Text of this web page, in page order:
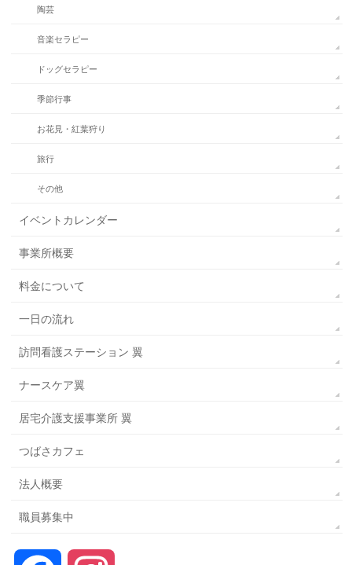
陶芸
音楽セラピー
ドッグセラピー
季節行事
お花見・紅葉狩り
旅行
その他
イベントカレンダー
事業所概要
料金について
一日の流れ
訪問看護ステーション 翼
ナースケア翼
居宅介護支援事業所 翼
つばさカフェ
法人概要
職員募集中